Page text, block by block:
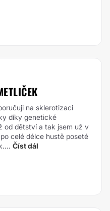
na sklerotizaci
díky genetické
od dětství a tak jsem už v
celé délce hustě poseté
Číst dál